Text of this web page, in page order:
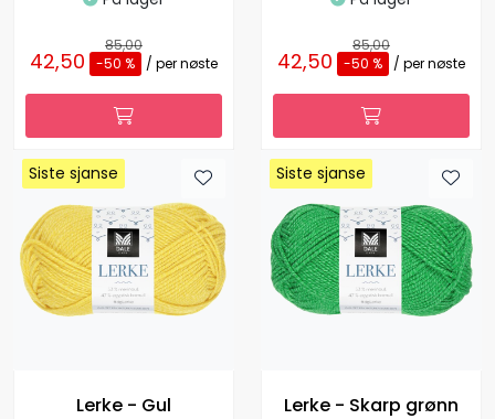
85,00
42,50 -50 % / per nøste
85,00
42,50 -50 % / per nøste
Siste sjanse
Siste sjanse
Lerke - Gul
Siste sjanse
Siste sjanse
Lerke - Skarp grønn